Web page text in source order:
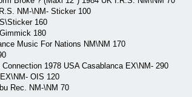
NM-\NM- Sticker 100
160
180
Music For Nations NM\NM 170
1978 USA Casablanca EX\NM- 290
OIS 120
Rec. NM-\NM 70